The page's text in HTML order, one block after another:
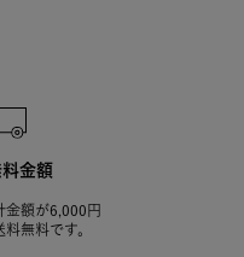
金額
金額が6,000円
料無料です。